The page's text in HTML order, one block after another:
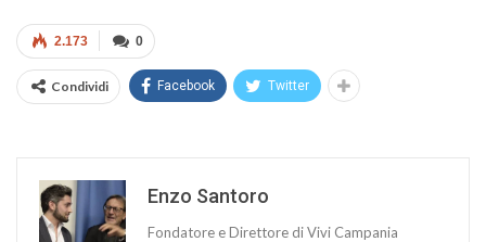
0
2.173
Condividi Facebook Twitter
Enzo Santoro
Fondatore e Direttore di Vivi Campania